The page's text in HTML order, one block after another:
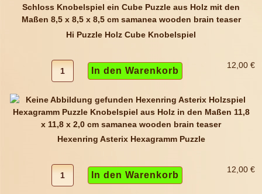
Hi Puzzle Holz Cube Knobelspiel
12,00 €
Hexenring Asterix Hexagramm Puzzle
12,00 €